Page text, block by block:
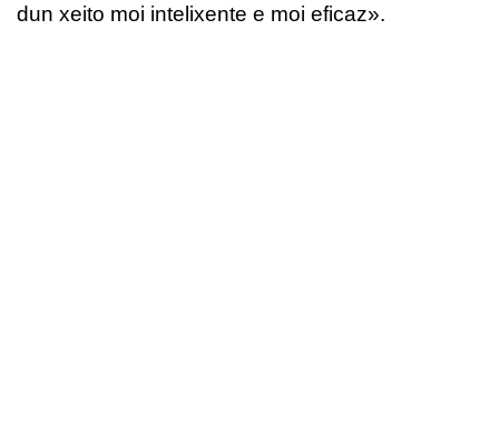
dun xeito moi intelixente e moi eficaz».